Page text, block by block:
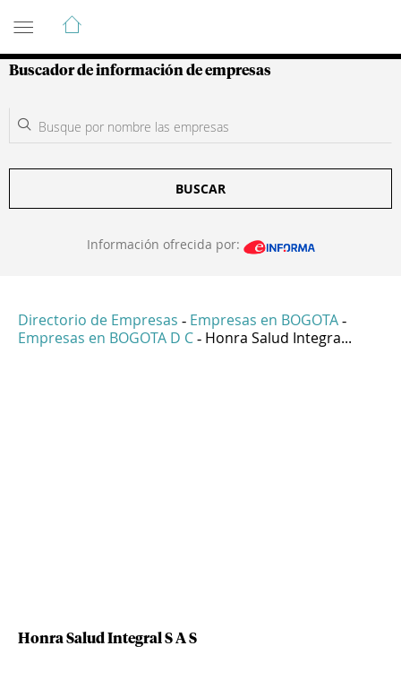
Guía de Empresas Colombianas
Buscador de información de empresas
BUSCAR
Información ofrecida por:
Directorio de Empresas - Empresas en BOGOTA -
Empresas en BOGOTA D C - Honra Salud Integra...
Honra Salud Integral S A S